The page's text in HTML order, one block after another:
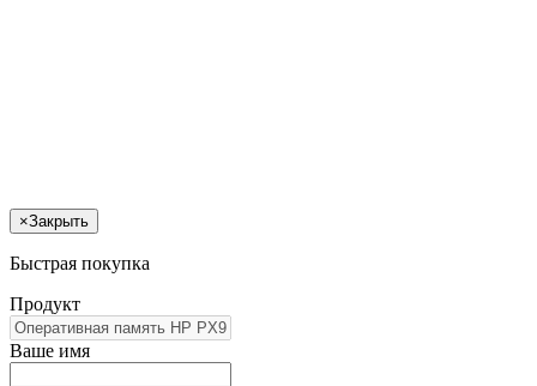
×Закрыть
Быстрая покупка
Продукт
Ваше имя